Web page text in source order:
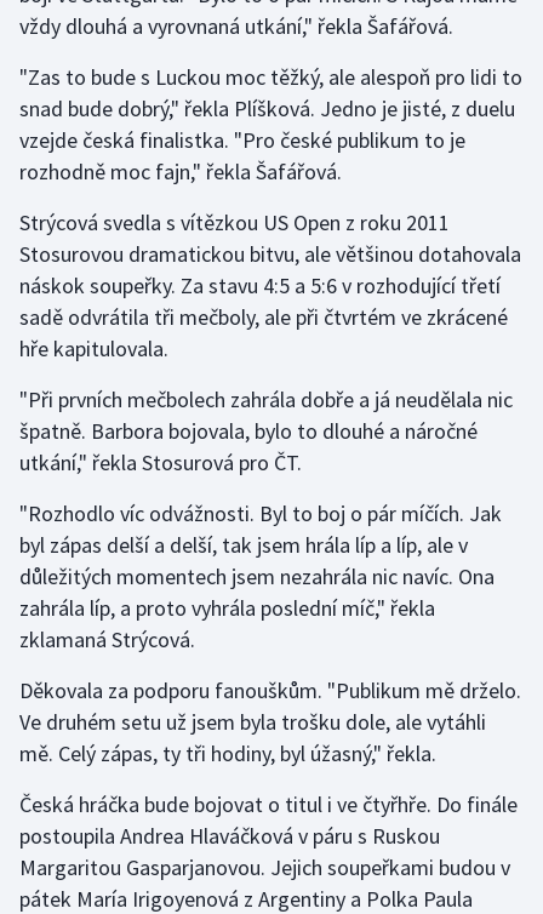
vždy dlouhá a vyrovnaná utkání," řekla Šafářová.
"Zas to bude s Luckou moc těžký, ale alespoň pro lidi to
snad bude dobrý," řekla Plíšková. Jedno je jisté, z duelu
vzejde česká finalistka. "Pro české publikum to je
rozhodně moc fajn," řekla Šafářová.
Strýcová svedla s vítězkou US Open z roku 2011
Stosurovou dramatickou bitvu, ale většinou dotahovala
náskok soupeřky. Za stavu 4:5 a 5:6 v rozhodující třetí
sadě odvrátila tři mečboly, ale při čtvrtém ve zkrácené
hře kapitulovala.
"Při prvních mečbolech zahrála dobře a já neudělala nic
špatně. Barbora bojovala, bylo to dlouhé a náročné
utkání," řekla Stosurová pro ČT.
"Rozhodlo víc odvážnosti. Byl to boj o pár míčích. Jak
byl zápas delší a delší, tak jsem hrála líp a líp, ale v
důležitých momentech jsem nezahrála nic navíc. Ona
zahrála líp, a proto vyhrála poslední míč," řekla
zklamaná Strýcová.
Děkovala za podporu fanouškům. "Publikum mě drželo.
Ve druhém setu už jsem byla trošku dole, ale vytáhli
mě. Celý zápas, ty tři hodiny, byl úžasný," řekla.
Česká hráčka bude bojovat o titul i ve čtyřhře. Do finále
postoupila Andrea Hlaváčková v páru s Ruskou
Margaritou Gasparjanovou. Jejich soupeřkami budou v
pátek María Irigoyenová z Argentiny a Polka Paula